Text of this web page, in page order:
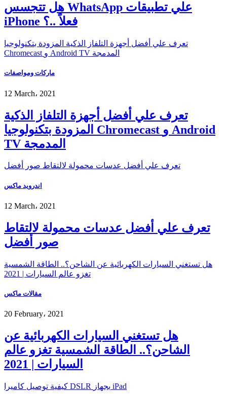
هل تتجسس WhatsApp علي تطبيقات
iPhone فعلاً ..؟
تعرف علي أفضل أجهزة التلفاز الذكية المزودة بتكنولوجيا
Chromecast و Android TV المدمجة
ماركات ومواصفات
12 March، 2021
تعرف علي أفضل أجهزة التلفاز الذكية
المزودة بتكنولوجيا Chromecast و Android
TV المدمجة
تعرف علي أفضل عدسات محمولة لالتقاط صور أفضل
اندرويد ماكس
12 March، 2021
تعرف علي أفضل عدسات محمولة لالتقاط
صور أفضل
هل تستغني السيارات الكهربائية عن الشاحن؟.. الطاقة الشمسية
تغزو عالم السيارات | 2021
مقالات ماكس
20 February، 2021
هل تستغني السيارات الكهربائية عن
الشاحن؟.. الطاقة الشمسية تغزو عالم
السيارات | 2021
كيفية توصيل كاميرا DSLR بجهاز iPad